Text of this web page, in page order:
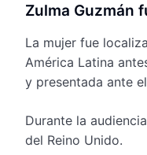
Zulma Guzmán
La mujer fue
América Latina
y presentada ante
Durante la
del Reino Unido.